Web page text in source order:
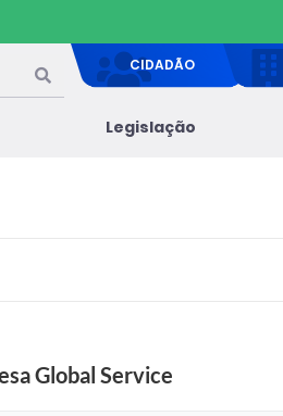
CIDADÃO
Legislação
Global Service